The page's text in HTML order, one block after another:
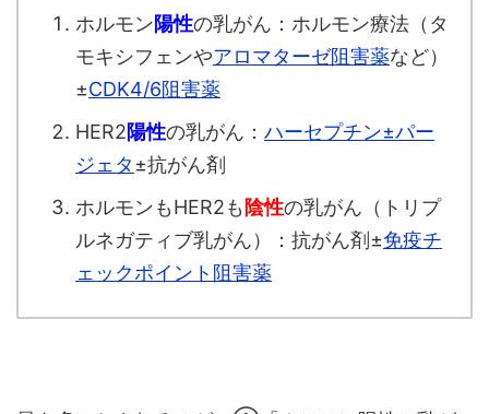
ホルモン陽性の乳がん：ホルモン療法（タ
モキシフェンやアロマターゼ阻害薬など）
±CDK4/6阻害薬
HER2陽性の乳がん： ハーセプチン±パー
ジェタ±抗がん剤
ホルモンもHER2も 陰性の乳がん（トリプ
ルネガティブ乳がん）：抗がん剤±免疫チ
ェックポイント阻害薬